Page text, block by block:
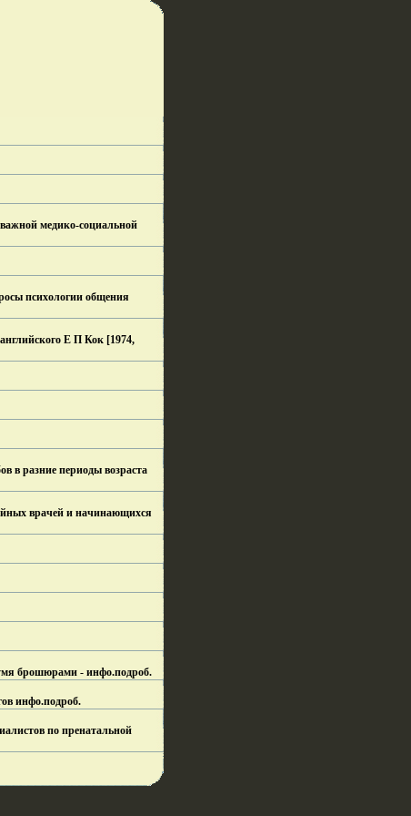
медико-социальной
психологии общения
Е П Кок [1974,
в разние периоды возраста
врачей и начинающихся
брошюрами - инфо.подроб.
инфо.подроб.
по пренатальной